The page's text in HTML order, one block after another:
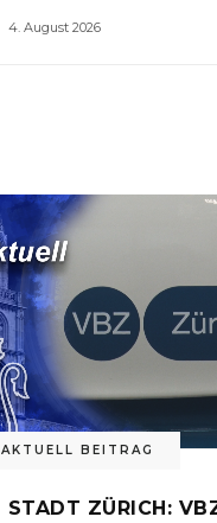
4. August 2026
AKTUELL BEITRAG
STADT ZÜRICH: